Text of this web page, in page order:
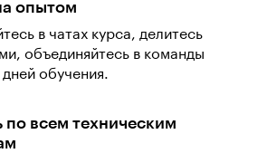
опытом
в чатах курса, делитесь
объединяйтесь в команды
обучения.
всем техническим